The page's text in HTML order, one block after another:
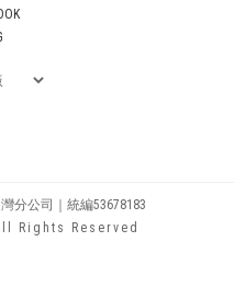
分公司｜統編53678183
Rights Reserved